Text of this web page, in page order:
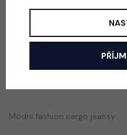
Popis
Módní fashion cargo jeansy.